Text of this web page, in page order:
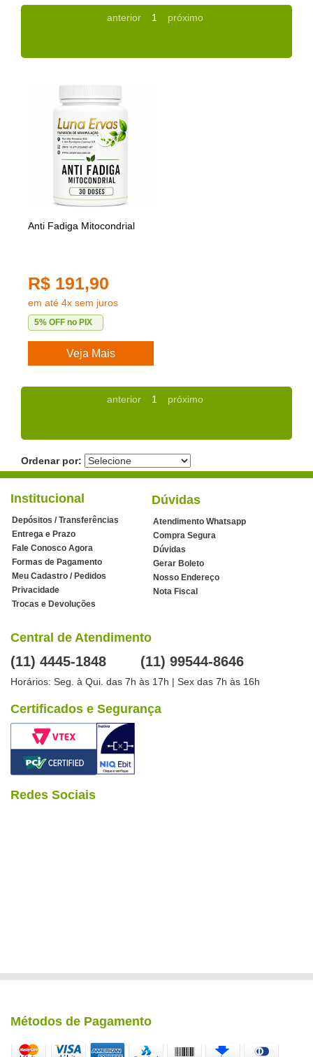
anterior 1 próximo
Anti Fadiga Mitocondrial
R$ 191,90
em até 4x sem juros
5% OFF no PIX
Veja Mais
anterior 1 próximo
Ordenar por:
Institucional
Depósitos / Transferências
Entrega e Prazo
Fale Conosco Agora
Formas de Pagamento
Meu Cadastro / Pedidos
Privacidade
Trocas e Devoluções
Dúvidas
Atendimento Whatsapp
Compra Segura
Dúvidas
Gerar Boleto
Nosso Endereço
Nota Fiscal
Central de Atendimento
(11) 4445-1848 (11) 99544-8646
Horários: Seg. à Qui. das 7h às 17h | Sex das 7h às 16h
Certificados e Segurança
Redes Sociais
Métodos de Pagamento